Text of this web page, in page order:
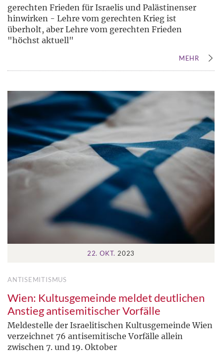
gerechten Frieden für Israelis und Palästinenser
hinwirken - Lehre vom gerechten Krieg ist
überholt, aber Lehre vom gerechten Frieden
"höchst aktuell"
MEHR
22. OKT. 2023
ANTISEMITISMUS
Wien: Kultusgemeinde meldet deutlichen
Anstieg antisemitischer Vorfälle
Meldestelle der Israelitischen Kultusgemeinde Wien
verzeichnet 76 antisemitische Vorfälle allein
zwischen 7. und 19. Oktober